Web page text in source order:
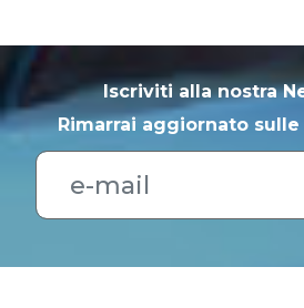
Iscriviti alla nostra
Rimarrai aggiornato